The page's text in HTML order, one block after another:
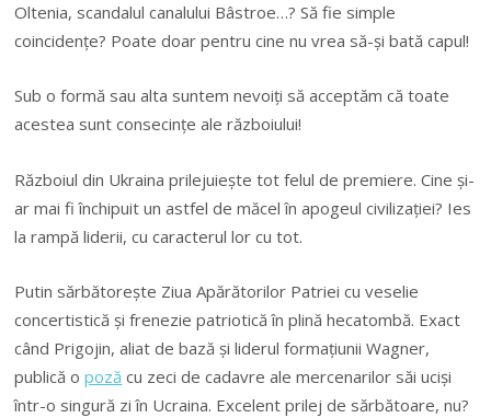
Oltenia, scandalul canalului Bâstroe…? Să fie simple
coincidenţe? Poate doar pentru cine nu vrea să-şi bată capul!
Sub o formă sau alta suntem nevoiţi să acceptăm că toate
acestea sunt consecinţe ale războiului!
Războiul din Ukraina prilejuieşte tot felul de premiere. Cine şi-
ar mai fi închipuit un astfel de măcel în apogeul civilizaţiei? Ies
la rampă liderii, cu caracterul lor cu tot.
Putin sărbătoreşte Ziua Apărătorilor Patriei cu veselie
concertistică şi frenezie patriotică în plină hecatombă. Exact
când Prigojin, aliat de bază şi liderul formaţiunii Wagner,
publică opoză cu zeci de cadavre ale mercenarilor săi uciși
într-o singură zi în Ucraina. Excelent prilej de sărbătoare, nu?